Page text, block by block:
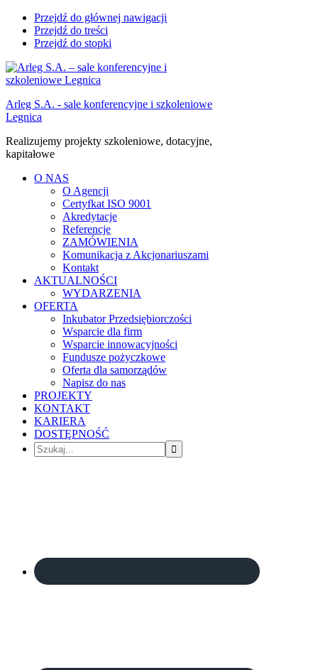
Przejdź do głównej nawigacji
Przejdź do treści
Przejdź do stopki
Arleg S.A. - sale konferencyjne i szkoleniowe
Legnica
Realizujemy projekty szkoleniowe, dotacyjne,
kapitałowe
O NAS
O Agencji
Certyfkat ISO 9001
Akredytacje
Referencje
ZAMÓWIENIA
Komunikacja z Akcjonariuszami
Kontakt
AKTUALNOŚCI
WYDARZENIA
OFERTA
Inkubator Przedsiębiorczości
Wsparcie dla firm
Wsparcie innowacyjności
Fundusze pożyczkowe
Oferta dla samorządów
Napisz do nas
PROJEKTY
KONTAKT
KARIERA
DOSTĘPNOŚĆ
Szukaj...